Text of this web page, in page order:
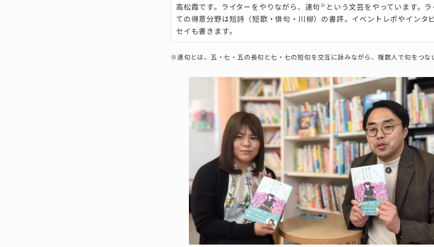
高松霞です。ライターをやりながら、連句※ という文芸をやっています。
ての得意分野は短詩（短歌・俳句・川柳）の書評。イベントレポやインタ
セイも書きます。
※連句とは、五・七・五の長句と七・七の短句を交互に詠みながら、複数人で句をつな